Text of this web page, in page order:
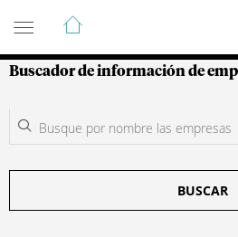
Guía de Empresas
Buscador de información de
BUSCAR